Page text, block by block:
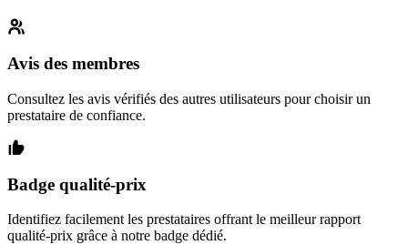
Avis des membres
Consultez les avis vérifiés des autres utilisateurs pour choisir un
prestataire de confiance.
Badge qualité-prix
Identifiez facilement les prestataires offrant le meilleur rapport
qualité-prix grâce à notre badge dédié.